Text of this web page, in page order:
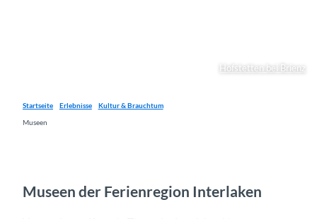
Hofstetten bei Brienz
Startseite Erlebnisse
Kultur & Brauchtum
Museen
Museen der Ferienregion Interlaken